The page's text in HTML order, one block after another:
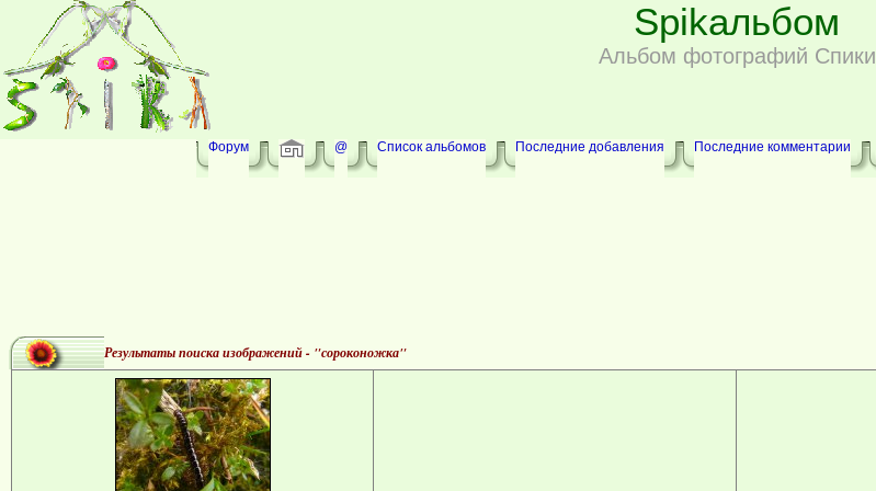
Spikальбом
Альбом фотографий Спики
Форум @ Список альбомов Последние добавления Последние комментарии
Результаты поиска изображений - "сороконожка"